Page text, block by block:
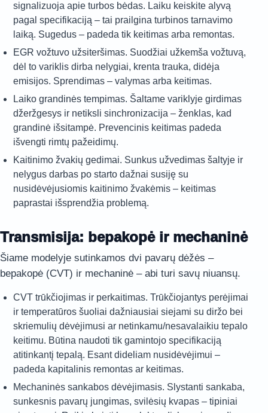
signalizuoja apie turbos bėdas. Laiku keiskite alyvą
pagal specifikaciją – tai prailgina turbinos tarnavimo
laiką. Sugedus – padeda tik keitimas arba remontas.
EGR vožtuvo užsiteršimas. Suodžiai užkemša vožtuvą,
dėl to variklis dirba nelygiai, krenta trauka, didėja
emisijos. Sprendimas – valymas arba keitimas.
Laiko grandinės tempimas. Šaltame variklyje girdimas
džeržgesys ir netiksli sinchronizacija – ženklas, kad
grandinė išsitampė. Prevencinis keitimas padeda
išvengti rimtų pažeidimų.
Kaitinimo žvakių gedimai. Sunkus užvedimas šaltyje ir
nelygus darbas po starto dažnai susiję su
nusidėvėjusiomis kaitinimo žvakėmis – keitimas
paprastai išsprendžia problemą.
Transmisija: bepakopė ir mechaninė
Šiame modelyje sutinkamos dvi pavarų dėžės –
bepakopė (CVT) ir mechaninė – abi turi savų niuansų.
CVT trūkčiojimas ir perkaitimas. Trūkčiojantys perėjimai
ir temperatūros šuoliai dažniausiai siejami su diržo bei
skriemulių dėvėjimusi ar netinkamu/nesavalaikiu tepalo
keitimu. Būtina naudoti tik gamintojo specifikaciją
atitinkantį tepalą. Esant dideliam nusidėvėjimui –
padeda kapitalinis remontas ar keitimas.
Mechaninės sankabos dėvėjimasis. Slystanti sankaba,
sunkesnis pavarų jungimas, svilėsių kvapas – tipiniai